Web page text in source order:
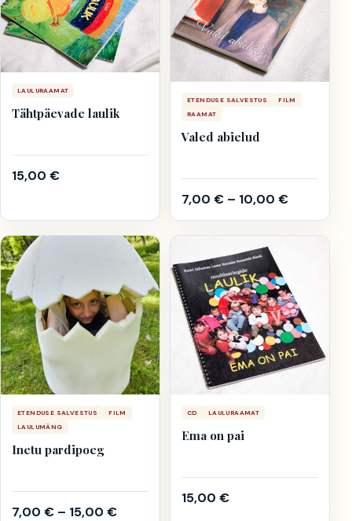
LAULURAAMAT
Tähtpäevade laulik
15,00 €
ETENDUSE SALVESTUS
FILM
RAAMAT
Valed abielud
7,00 € – 10,00 €
ETENDUSE SALVESTUS
FILM
LAULUMÄNG
Inetu pardipoeg
7,00 € – 15,00 €
CD LAULURAAMAT
Ema on pai
15,00 €